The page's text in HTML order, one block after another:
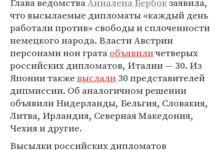
что высылаемые дипломаты «каждый день
работали против» свободы и сплоченности
немецкого народа. Власти Австрии
персонами нон гратаобъявиличетверых
российских дипломатов, Италии — 30. Из
Японии такжевыслали30 представителей
дипмиссии. Об аналогичном решении
объявили Нидерланды, Бельгия, Словакия,
Литва, Ирландия, Северная Македония,
Чехия и другие.
Высылки российских дипломатов